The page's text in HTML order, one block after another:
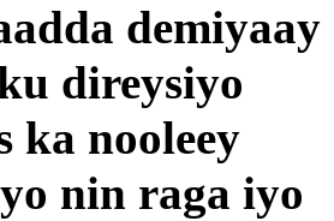
demiyaay
direysiyo
ka nooleey
nin raga iyo